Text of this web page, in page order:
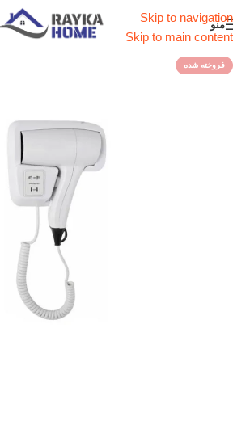
Skip to navigation
Skip to main content
منو
فروخته شده